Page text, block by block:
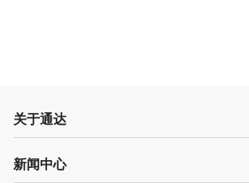
关于通达
新闻中心